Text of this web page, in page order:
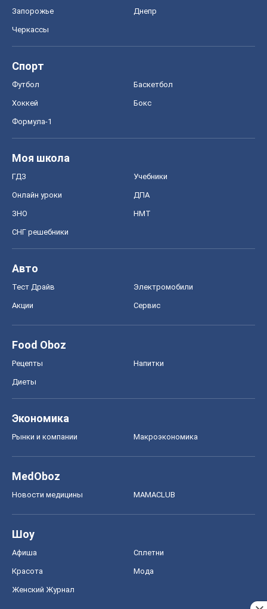
Запорожье Днепр
Черкассы
Спорт
Футбол Баскетбол
Хоккей Бокс
Формула-1
Моя школа
ГДЗ Учебники
Онлайн уроки ДПА
ЗНО НМТ
СНГ решебники
Авто
Тест Драйв Электромобили
Акции Сервис
Food Oboz
Рецепты Напитки
Диеты
Экономика
Рынки и компании Mакроэкономика
MedOboz
Новости медицины MAMACLUB
Шоу
Афиша Сплетни
Красота Мода
Женский Журнал